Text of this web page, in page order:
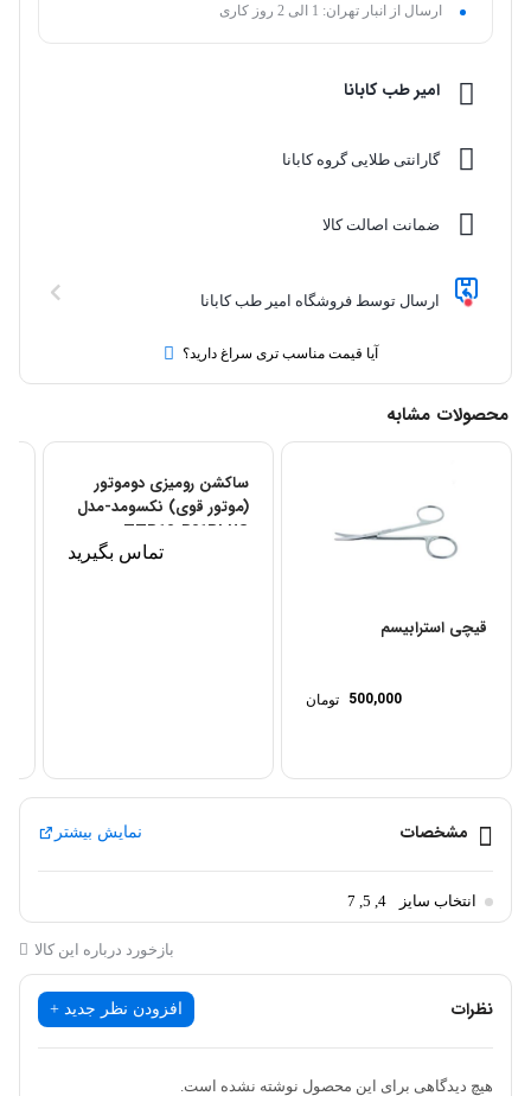
ارسال از انبار تهران: 1 الی 2 روز کاری
امیر طب کابانا
گارانتی طلایی گروه کابانا
ضمانت اصالت کالا
ارسال توسط فروشگاه امیر طب کابانا
آیا قیمت مناسب تری سراغ دارید؟
محصولات مشابه
قیچی استرابیسم
500,000 تومان
ساکشن رومیزی دو‌موتور
(موتور قوی) نکسومد-مدل
TTP10-R01PLUS
تماس بگیرید
مشخصات نمایش بیشتر
انتخاب سایز 4, 5, 7
بازخورد درباره این کالا
نظرات افزودن نظر جدید +
هیچ دیدگاهی برای این محصول نوشته نشده است.